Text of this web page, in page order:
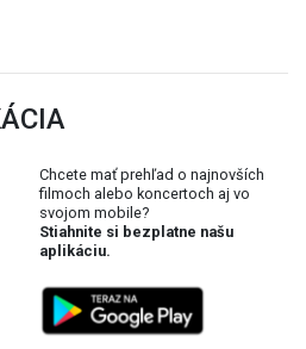
Chcete mať prehľad o najnovších
filmoch alebo koncertoch aj vo
svojom mobile?
Stiahnite si bezplatne našu
aplikáciu.